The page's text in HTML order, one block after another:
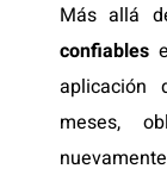
Más allá
confiables
aplicación
meses,